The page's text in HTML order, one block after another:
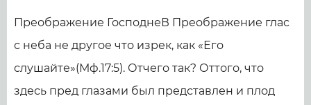
Преображение ГосподнеВ Преображение глас
с неба не другое что изрек, как «Его
слушайте»(Мф.17:5). Отчего так? Оттого, что
здесь пред глазами был представлен и плод